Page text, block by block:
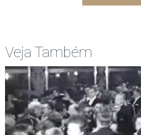
Veja Também